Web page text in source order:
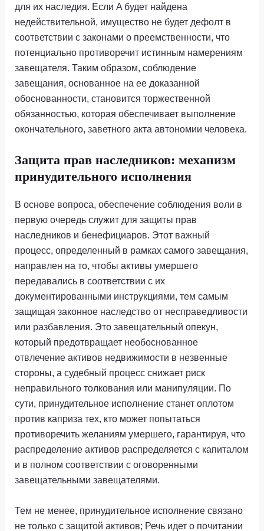
для их наследия. Если A будет найдена
недействительной, имущество не будет дефолт в
соответствии с законами о преемственности, что
потенциально противоречит истинным намерениям
завещателя. Таким образом, соблюдение
завещания, основанное на ее доказанной
обоснованности, становится торжественной
обязанностью, которая обеспечивает выполнение
окончательного, заветного акта автономии человека.
Защита прав наследников: механизм
принудительного исполнения
В основе вопроса, обеспечение соблюдения воли в
первую очередь служит для защиты прав
наследников и бенефициаров. Этот важный
процесс, определенный в рамках самого завещания,
направлен на то, чтобы активы умершего
передавались в соответствии с их
документированными инструкциями, тем самым
защищая законное наследство от несправедливости
или разбавления. Это завещательный опекун,
который предотвращает необоснованное
отвлечение активов недвижимости в незвенные
стороны, а судебный процесс снижает риск
неправильного толкования или манипуляции. По
сути, принудительное исполнение станет оплотом
против каприза тех, кто может попытаться
противоречить желаниям умершего, гарантируя, что
распределение активов распределяется с капиталом
и в полном соответствии с оговоренными
завещательными завещателями.
Тем не менее, принудительное исполнение связано
не только с защитой активов; Речь идет о почитании